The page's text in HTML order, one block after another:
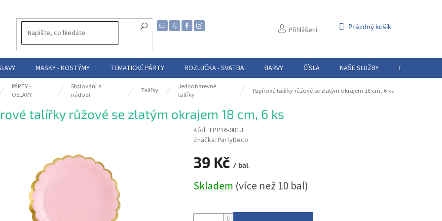
Přihlášení
NÁKUPNÍ
Prázdný košík
MASKY - KOSTÝMY TEMATICKÉ PÁRTY ROZLUČKA - SVATBA BARVY ČÍSLA NAŠE SLUŽBY PŮJČOVNA
PÁRTY -
OSLAVY
Stolování a
nádobí
Talířky
Jednobarevné
talířky
Papírové talířky růžové se zlatým okrajem 18 cm, 6 ks
talířky růžové se zlatým okrajem 18 cm, 6 ks
Kód: TPP16-081J
Značka: PartyDeco
39 Kč / bal
cena:
Skladem (více než 10 bal)